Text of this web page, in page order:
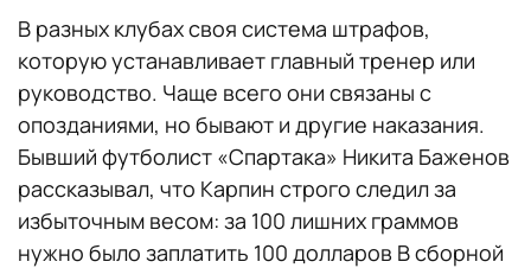
В разных клубах своя система штрафов,
которую устанавливает главный тренер или
руководство. Чаще всего они связаны с
опозданиями, но бывают и другие наказания.
Бывший футболист «Спартака» Никита Баженов
рассказывал, что Карпин строго следил за
избыточным весом: за 100 лишних граммов
нужно было заплатить 100 долларов В сборной